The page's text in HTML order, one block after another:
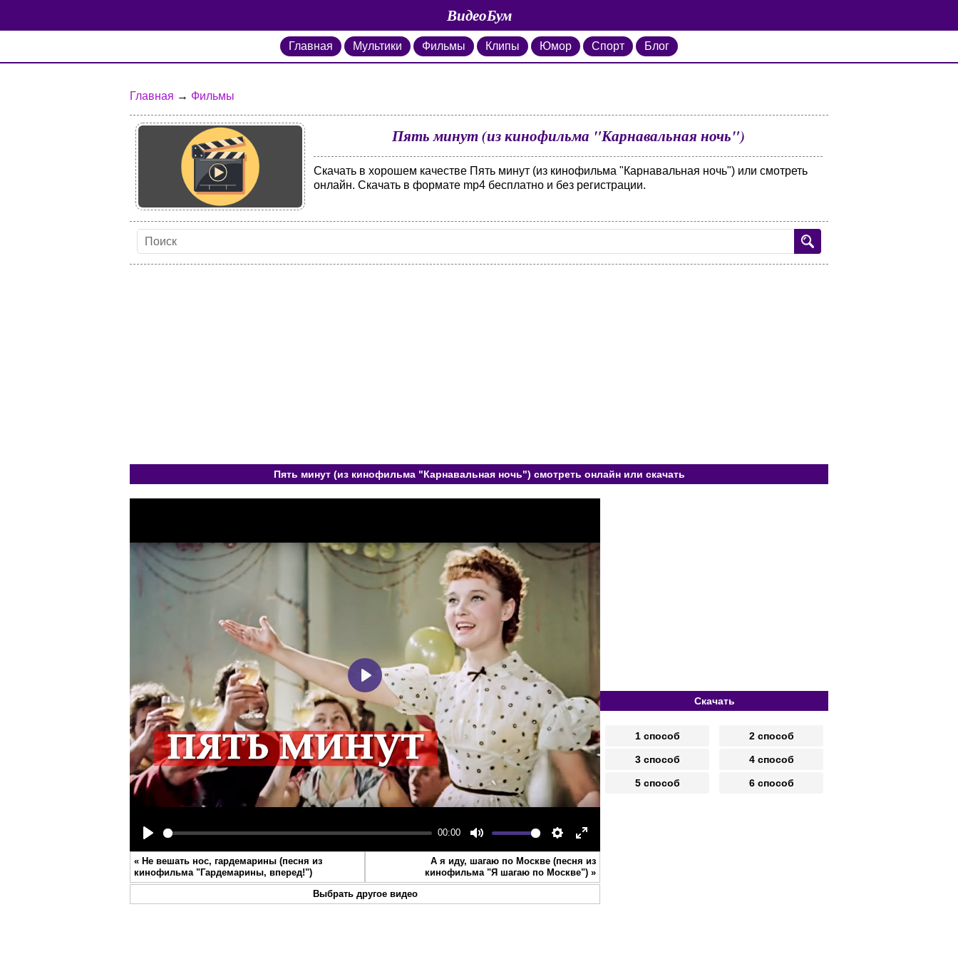
ВидеоБум
Главная Мультики Фильмы Клипы Юмор Спорт Блог
Главная → Фильмы
Пять минут (из кинофильма "Карнавальная ночь")
Скачать в хорошем качестве Пять минут (из кинофильма "Карнавальная ночь") или смотреть
онлайн. Скачать в формате mp4 бесплатно и без регистрации.
Пять минут (из кинофильма "Карнавальная ночь") смотреть онлайн или скачать
Play
00:00
Mute Settings
Enter
fullscreen
Play
« Не вешать нос, гардемарины (песня из
кинофильма "Гардемарины, вперед!")
А я иду, шагаю по Москве (песня из
кинофильма "Я шагаю по Москве") »
Выбрать другое видео
Скачать
1 способ 2 способ
3 способ 4 способ
5 способ 6 способ